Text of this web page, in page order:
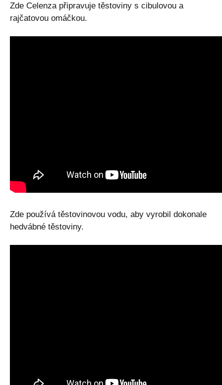
Zde Celenza připravuje těstoviny s cibulovou a
rajčatovou omáčkou.
Zde používá těstovinovou vodu, aby vyrobil dokonale
hedvábné těstoviny.